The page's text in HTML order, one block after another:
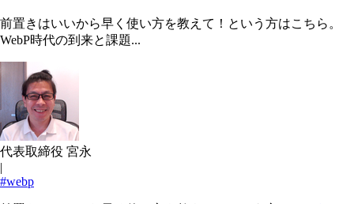
前置きはいいから早く使い方を教えて！という方はこちら。
WebP時代の到来と課題...
代表取締役 宮永
|
#webp